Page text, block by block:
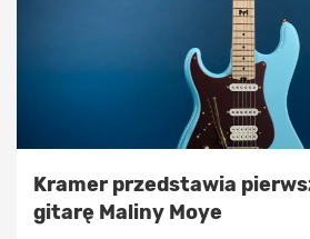
Kramer przedstawia
gitarę Maliny Moye